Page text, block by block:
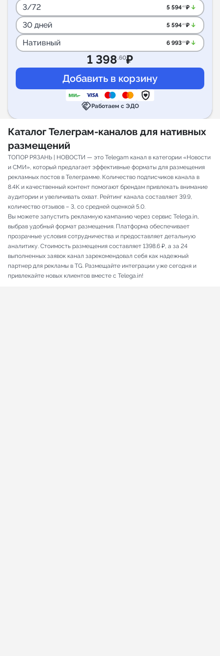
3/72 5 594.40₽ arrow_downward_alt
30 дней 5 594.40₽ arrow_downward_alt
Нативный 6 993.00₽ arrow_downward_alt
1 398.60₽
handshakeРаботаем с ЭДО
Каталог Телеграм-каналов для нативных
размещений
ТОПОР РЯЗАНЬ | НОВОСТИ — это Telegam канал в категории «Новости
и СМИ», который предлагает эффективные форматы для размещения
рекламных постов в Телеграмме. Количество подписчиков канала в
8.4K и качественный контент помогают брендам привлекать внимание
аудитории и увеличивать охват. Рейтинг канала составляет 39.9,
количество отзывов – 3, со средней оценкой 5.0.
Вы можете запустить рекламную кампанию через сервис Telega.in,
выбрав удобный формат размещения. Платформа обеспечивает
прозрачные условия сотрудничества и предоставляет детальную
аналитику. Стоимость размещения составляет 1398.6 ₽, а за 24
выполненных заявок канал зарекомендовал себя как надежный
партнер для рекламы в TG. Размещайте интеграции уже сегодня и
привлекайте новых клиентов вместе с Telega.in!